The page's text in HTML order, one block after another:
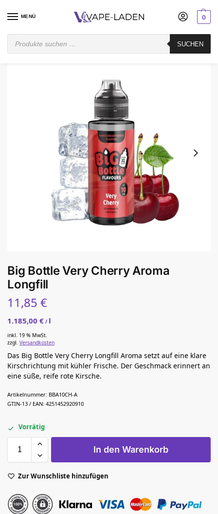
MENÜ
SUCHEN
0
Startseite / Mischen / Big Bottle Very Cherry Aroma Longfill
Big Bottle Very Cherry Aroma
Longfill
11,85 €
1.185,00 € / l
inkl. 19 % MwSt.
zzgl. Versandkosten
Das Big Bottle Very Cherry Longfill Aroma setzt auf eine klare
Kirschrichtung mit kühler Frische. Der Geschmack erinnert an
eine süße, reife rote Kirsche.
Artikelnummer: BBA10CH-A
GTIN-13 / EAN: 4251452920910
Vorrätig
In den Warenkorb
Zur Wunschliste hinzufügen